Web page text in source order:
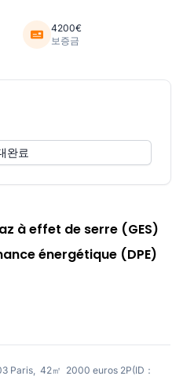
4200€
보증금
완료
à effet de serre (GES)
énergétique (DPE)
Paris, 42㎡ 2000 euros 2P(ID：